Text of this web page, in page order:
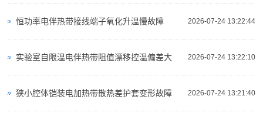
2026-07-24 13:22:44
恒功率电伴热带接线端子氧化升温慢故障
2026-07-24 13:22:10
实验室自限温电伴热带阻值漂移控温偏差大
2026-07-24 13:21:40
狭小腔体铠装电加热带散热差护套变形故障